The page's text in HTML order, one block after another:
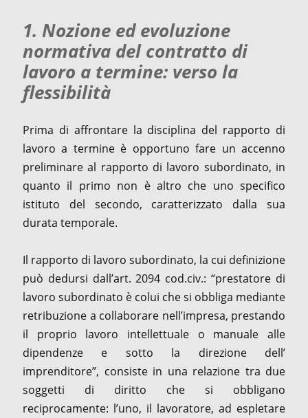
1. Nozione ed evoluzione
normativa del contratto di
lavoro a termine: verso la
flessibilità
Prima di affrontare la disciplina del rapporto di
lavoro a termine è opportuno fare un accenno
preliminare al rapporto di lavoro subordinato, in
quanto il primo non è altro che uno specifico
istituto del secondo, caratterizzato dalla sua
durata temporale.
Il rapporto di lavoro subordinato, la cui definizione
può dedursi dall’art. 2094 cod.civ.: “prestatore di
lavoro subordinato è colui che si obbliga mediante
retribuzione a collaborare nell’impresa, prestando
il proprio lavoro intellettuale o manuale alle
dipendenze e sotto la direzione dell’
imprenditore”, consiste in una relazione tra due
soggetti di diritto che si obbligano
reciprocamente: l’uno, il lavoratore, ad espletare